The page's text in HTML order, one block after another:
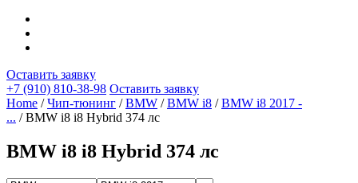
Оставить заявку
+7 (910) 810-38-98 Оставить заявку
Home /Чип-тюнинг /BMW /BMW i8 /BMW i8 2017 -
... / BMW i8 i8 Hybrid 374 лс
BMW i8 i8 Hybrid 374 лс